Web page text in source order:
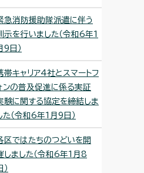
急消防援助隊派遣に伴う
示を行いました（令和6年1
9日）
帯キャリア4社とスマートフ
ンの普及促進に係る実証
験に関する協定を締結しま
た（令和6年1月9日）
区ではたちのつどいを開
しました（令和6年1月8
）